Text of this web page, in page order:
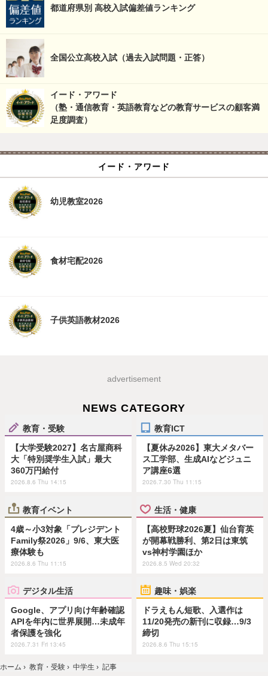
都道府県別 高校入試偏差値ランキング
全国公立高校入試（過去入試問題・正答）
イード・アワード
（塾・通信教育・英語教育などの教育サービスの顧客満
足度調査）
イード・アワード
幼児教室2026
食材宅配2026
子供英語教材2026
advertisement
NEWS CATEGORY
教育・受験
【大学受験2027】名古屋商科
大「特別奨学生入試」最大
360万円給付
2026.8.6 Thu 14:15
教育ICT
【夏休み2026】東大メタバー
ス工学部、生成AIなどジュニ
ア講座6選
2026.7.30 Thu 11:15
教育イベント
4歳～小3対象「プレジデント
Family祭2026」9/6、東大医
療体験も
2026.8.6 Thu 11:15
生活・健康
【高校野球2026夏】仙台育英
が開幕戦勝利、第2日は東筑
vs神村学園ほか
2026.8.5 Wed 20:32
デジタル生活
Google、アプリ向け年齢確認
APIを年内に世界展開…未成年
者保護を強化
2026.7.31 Fri 13:45
趣味・娯楽
ドラえもん短歌、入選作は
11/20発売の新刊に収録…9/3
締切
2026.8.6 Thu 15:15
ホーム › 教育・受験 › 中学生 › 記事